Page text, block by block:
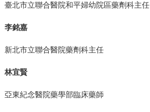
臺北市立聯合醫院和平婦幼院區藥劑科主任
李銘嘉
新北市立聯合醫院藥劑科主任
林宜賢
亞東紀念醫院藥學部臨床藥師